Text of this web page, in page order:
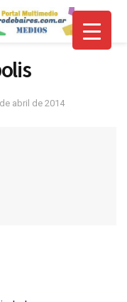
abril de 2014